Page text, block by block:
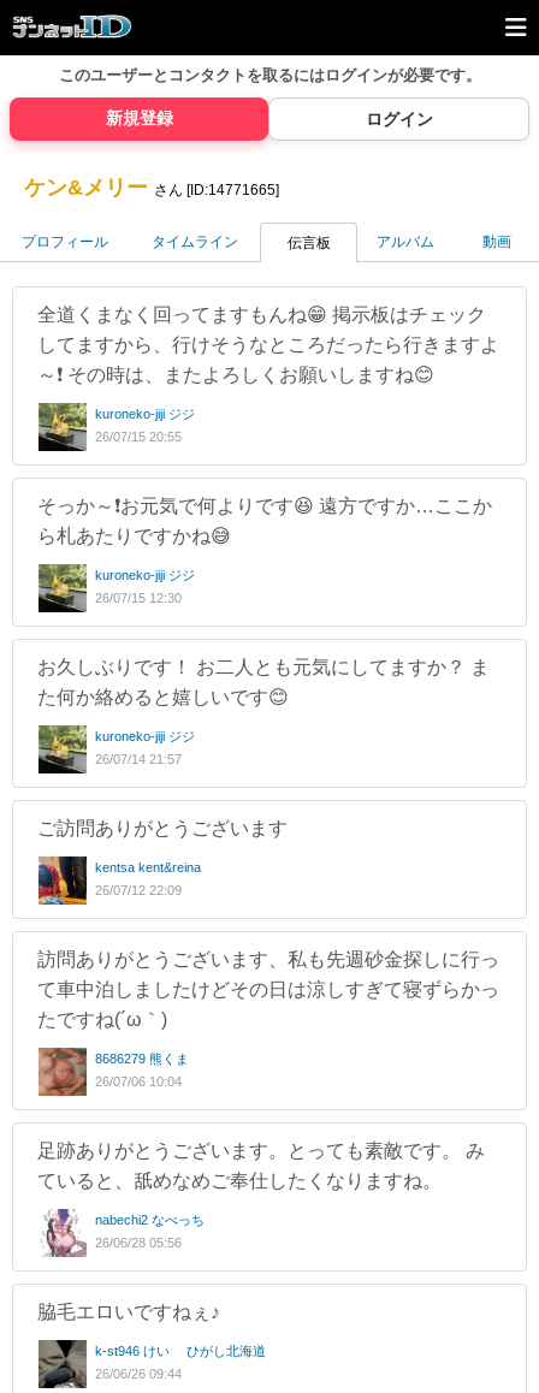
このユーザーとコンタクトを取るにはログインが必要です。
新規登録 ログイン
ケン&メリー さん [ID:14771665]
プロフィール タイムライン 伝言板 アルバム 動画
全道くまなく回ってますもんね😁 掲示板はチェック
してますから、行けそうなところだったら行きますよ
～❗️ その時は、またよろしくお願いしますね😊
kuroneko-jiji ジジ
26/07/15 20:55
そっか～❗️お元気で何よりです😆 遠方ですか…ここか
ら札あたりですかね😅
kuroneko-jiji ジジ
26/07/15 12:30
お久しぶりです！ お二人とも元気にしてますか？ ま
た何か絡めると嬉しいです😊
kuroneko-jiji ジジ
26/07/14 21:57
ご訪問ありがとうございます
kentsa kent&reina
26/07/12 22:09
訪問ありがとうございます、私も先週砂金探しに行っ
て車中泊しましたけどその日は涼しすぎて寝ずらかっ
たですね(´ω｀)
8686279 熊くま
26/07/06 10:04
足跡ありがとうございます。とっても素敵です。 み
ていると、舐めなめご奉仕したくなりますね。
nabechi2 なべっち
26/06/28 05:56
脇毛エロいですねぇ♪
k-st946 けい ひがし北海道
26/06/26 09:44